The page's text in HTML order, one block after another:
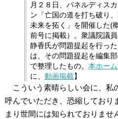
月２８日、パネルディス
ン「亡国の道を打ち破り
未来を拓く」を開催した(
前号に掲載）。衆議院議
静香氏が問題提起を行っ
は、その問題提起を編集
で整理したもの。 本ホー
に、 動画掲載】
こういう素晴らしい会に、私
呼んでいただき、恐縮しており
まり世間には知られておりませ